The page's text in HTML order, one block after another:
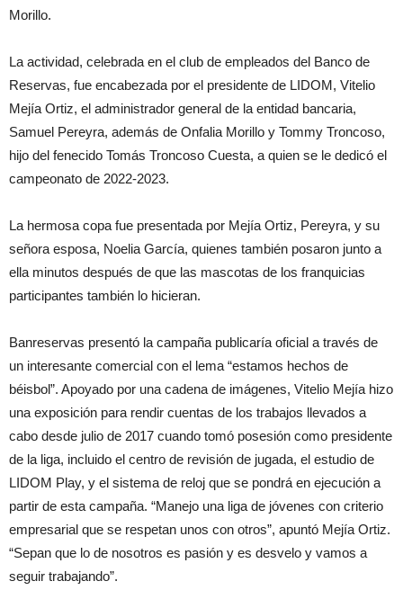
Morillo.
La actividad, celebrada en el club de empleados del Banco de
Reservas, fue encabezada por el presidente de LIDOM, Vitelio
Mejía Ortiz, el administrador general de la entidad bancaria,
Samuel Pereyra, además de Onfalia Morillo y Tommy Troncoso,
hijo del fenecido Tomás Troncoso Cuesta, a quien se le dedicó el
campeonato de 2022-2023.
La hermosa copa fue presentada por Mejía Ortiz, Pereyra, y su
señora esposa, Noelia García, quienes también posaron junto a
ella minutos después de que las mascotas de los franquicias
participantes también lo hicieran.
Banreservas presentó la campaña publicaría oficial a través de
un interesante comercial con el lema “estamos hechos de
béisbol”. Apoyado por una cadena de imágenes, Vitelio Mejía hizo
una exposición para rendir cuentas de los trabajos llevados a
cabo desde julio de 2017 cuando tomó posesión como presidente
de la liga, incluido el centro de revisión de jugada, el estudio de
LIDOM Play, y el sistema de reloj que se pondrá en ejecución a
partir de esta campaña. “Manejo una liga de jóvenes con criterio
empresarial que se respetan unos con otros”, apuntó Mejía Ortiz.
“Sepan que lo de nosotros es pasión y es desvelo y vamos a
seguir trabajando”.